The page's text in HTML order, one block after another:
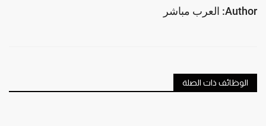
Author: العرب مباشر
الوظائف ذات الصلة